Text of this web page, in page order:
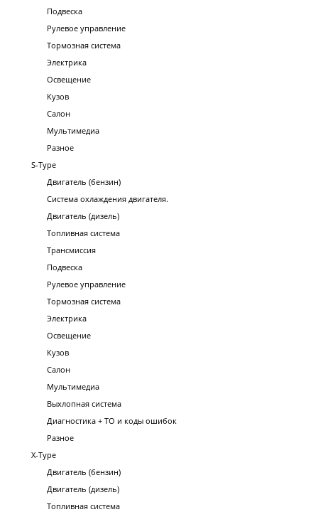
Подвеска
Рулевое управление
Тормозная система
Электрика
Освещение
Кузов
Салон
Мультимедиа
Разное
S-Type
Двигатель (бензин)
Система охлаждения двигателя.
Двигатель (дизель)
Топливная система
Трансмиссия
Подвеска
Рулевое управление
Тормозная система
Электрика
Освещение
Кузов
Салон
Мультимедиа
Выхлопная система
Диагностика + ТО и коды ошибок
Разное
X-Type
Двигатель (бензин)
Двигатель (дизель)
Топливная система